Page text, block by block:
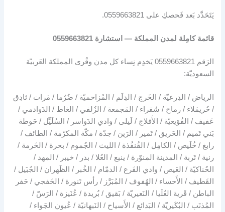
يَتَحَدَّد بَعد فَحصكِ على 0559663821.
قائمة كامِلة لمدن المملكة — استشارة 0559663821
الرَقم 0559663821 يَخدِم نِساء كل مدن وقُرى المملكة العَربيّة
السعوديّة:
الرياض / الدِرعيّة / الخَرج / الدِلَم / المُزاحميّة / ضُرُما / مَرات / ثادِق
/ حُريمَلاء / رماح / شَقراء / المَجمعة / الزُلفي / الغاط / الدَوادمي /
عَفيف / القُوَيعيّة / الأَفلاج / لَيلى / وادي الدَواسر / السُلَيِّل / حَوطة
بَني تَميم / الحَريق / تَمير / الرَين / جدّة / مكّة المكرّمة / الطائف /
رابغ / خُلَيص / الكامِل / القُنفُذة / الليث / الجُموم / بحرة / الخَرمة /
رنية / تَربة / المدينة المنوّرة / ينبع / العُلا / بدر / خيبر / المهد /
الحُناكيّة / العَيص / وادي الفَرع / الدمّام / الخُبر / الظَهران / الجُبَيل /
القَطيف / الأَحساء / الهُفوف / المُبَرَّز / رأس تَنورة / الخَفجي / حَفر
الباطن / قَرية العُلَيا / النَعيريّة / بَقيق / بُريدة / عُنَيزة / الرَسّ /
المُذنَب / البُكَيريّة / البَدائع / الأَسياح / النَبهانيّة / عُيون الجَواء /